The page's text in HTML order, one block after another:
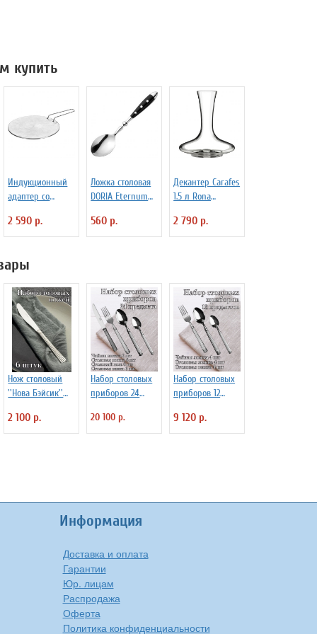
купить
Индукционный
адаптер со
D=22.5 см
Frabosk 7050209
2 590 р.
Ложка столовая
DORIA Eternum
560 р.
Декантер Carafes
1.5 л Rona
2 790 р.
Нож столовый
''Нова Бэйсик''
2 100 р.
Набор столовых
приборов 24
"Verona" Luxstah
20 100 р.
Набор столовых
приборов 12
"Verona" Luxstah
9 120 р.
Информация
Доставка и оплата
Гарантии
Юр. лицам
Распродажа
Оферта
Политика конфиденциальности